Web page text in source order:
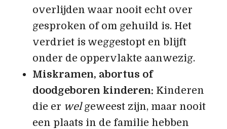
overlijden waar nooit echt over
gesproken of om gehuild is. Het
verdriet is weggestopt en blijft
onder de oppervlakte aanwezig.
Miskramen, abortus of
doodgeboren kinderen: Kinderen
die er welgeweest zijn, maar nooit
een plaats in de familie hebben